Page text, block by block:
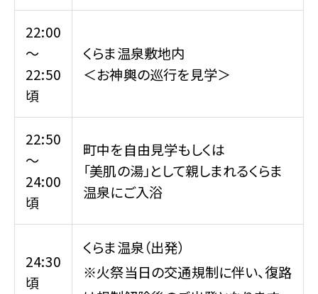
22:00
～
22:50
頃
くらま温泉敷地内
＜お神輿の巡行を見学＞
22:50
～
24:00
頃
町中を自由見学もしくは
「美肌の湯」として親しまれるくらま
温泉にご入浴
24:30
頃
くらま温泉（出発）
※火祭当日の交通規制に伴い、復路